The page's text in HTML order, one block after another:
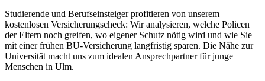
Studierende und Berufseinsteiger profitieren von unserem
kostenlosen Versicherungscheck: Wir analysieren, welche Policen
der Eltern noch greifen, wo eigener Schutz nötig wird und wie Sie
mit einer frühen BU-Versicherung langfristig sparen. Die Nähe zur
Universität macht uns zum idealen Ansprechpartner für junge
Menschen in Ulm.